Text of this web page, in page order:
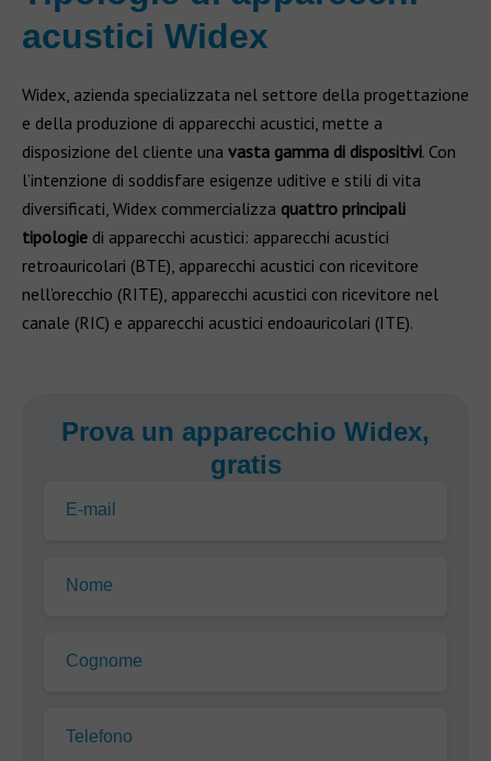
acustici Widex
Widex, azienda specializzata nel settore della progettazione
e della produzione di apparecchi acustici, mette a
disposizione del cliente una vasta gamma di dispositivi. Con
l’intenzione di soddisfare esigenze uditive e stili di vita
diversificati, Widex commercializza quattro principali
tipologie di apparecchi acustici: apparecchi acustici
retroauricolari (BTE), apparecchi acustici con ricevitore
nell’orecchio (RITE), apparecchi acustici con ricevitore nel
canale (RIC) e apparecchi acustici endoauricolari (ITE).
Prova un apparecchio Widex,
gratis
E-mail
Nome
Cognome
Telefono